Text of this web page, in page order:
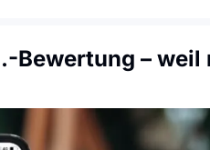
Bewertung – weil